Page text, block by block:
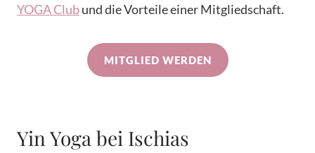
YOGA Clubund die Vorteile einer Mitgliedschaft.
MITGLIED WERDEN
Yin Yoga bei Ischias